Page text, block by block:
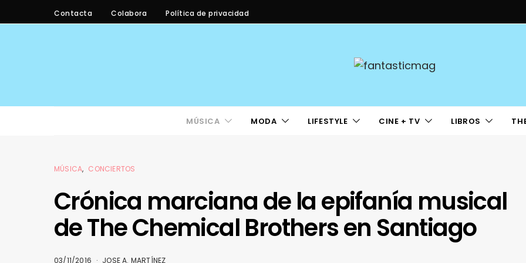
Contacta Colabora Política de privacidad
MÚSICA MODA LIFESTYLE CINE + TV LIBROS
MÚSICA CONCIERTOS
Crónica marciana de la epifanía musical
de The Chemical Brothers en Santiago
03/11/2016 JOSE A. MARTÍNEZ